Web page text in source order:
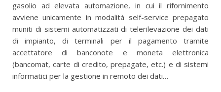
gasolio ad elevata automazione, in cui il rifornimento
avviene unicamente in modalità self-service prepagato
muniti di sistemi automatizzati di telerilevazione dei dati
di impianto, di terminali per il pagamento tramite
accettatore di banconote e moneta elettronica
(bancomat, carte di credito, prepagate, etc.) e di sistemi
informatici per la gestione in remoto dei dati…